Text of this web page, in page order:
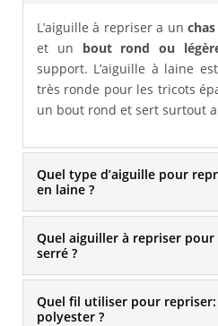
L’aiguille à repriser a un
et un bout rond ou
support. L’aiguille à laine
très ronde pour les tricots
un bout rond et sert surtout
Quel type d’aiguille pour
en laine ?
Quel aiguiller à repriser
serré ?
Quel fil utiliser pour
polyester ?